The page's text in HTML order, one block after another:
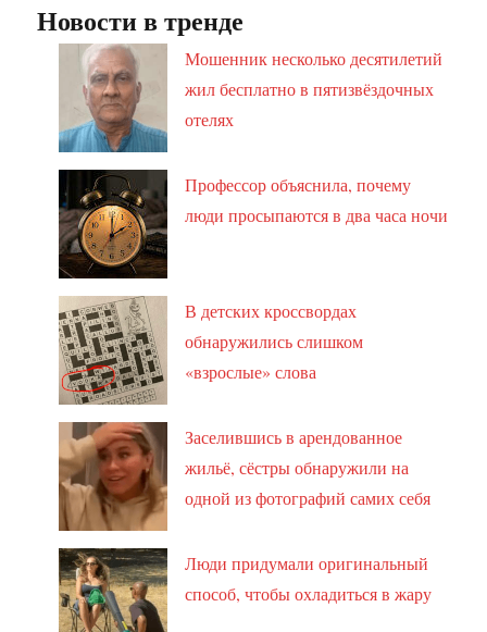
Новости в тренде
Мошенник несколько десятилетий
жил бесплатно в пятизвёздочных
отелях
Профессор объяснила, почему
люди просыпаются в два часа ночи
В детских кроссвордах
обнаружились слишком
«взрослые» слова
Заселившись в арендованное
жильё, сёстры обнаружили на
одной из фотографий самих себя
Люди придумали оригинальный
способ, чтобы охладиться в жару